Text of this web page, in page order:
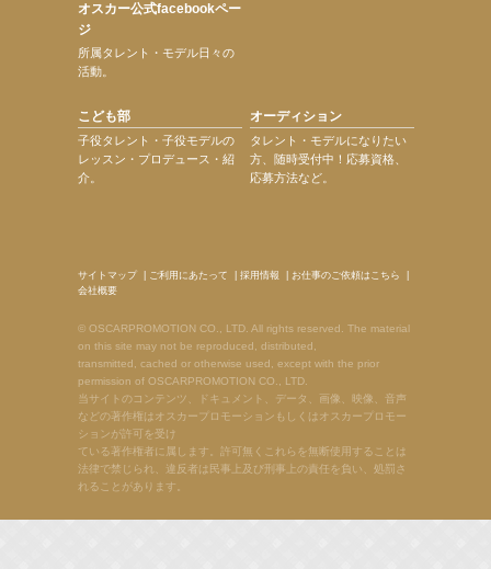
オスカー公式facebookペー
ジ
所属タレント・モデル日々の
活動。
こども部
子役タレント・子役モデルの
レッスン・プロデュース・紹
介。
オーディション
タレント・モデルになりたい
方、随時受付中！応募資格、
応募方法など。
サイトマップ| ご利用にあたって 採用情報 お仕事のご依頼はこちら
会社概要
© OSCARPROMOTION CO., LTD. All rights reserved. The material
on this site may not be reproduced, distributed,
transmitted, cached or otherwise used, except with the prior
permission of OSCARPROMOTION CO., LTD.
当サイトのコンテンツ、ドキュメント、データ、画像、映像、音声
などの著作権はオスカープロモーションもしくはオスカープロモー
ションが許可を受け
ている著作権者に属します。許可無くこれらを無断使用することは
法律で禁じられ、違反者は民事上及び刑事上の責任を負い、処罰さ
れることがあります。